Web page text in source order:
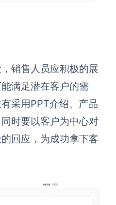
销售人员应积极的展
满足潜在客户的需
采用PPT介绍、产品
时要以客户为中心对
回应，为成功拿下客